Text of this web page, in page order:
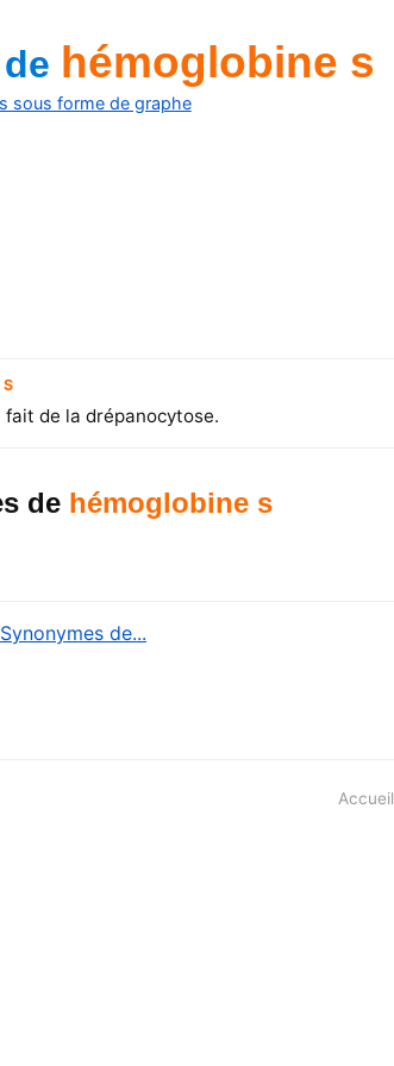
de hémoglobine s
sous forme de graphe
de la drépanocytose.
de hémoglobine s
de...
Accueil